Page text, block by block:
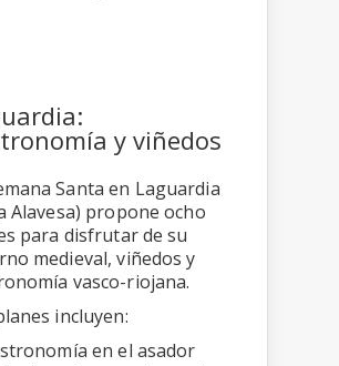
y viñedos
Santa en Laguardia
Alavesa) propone ocho
para disfrutar de su
medieval, viñedos y
vasco-riojana.
incluyen:
en el asador